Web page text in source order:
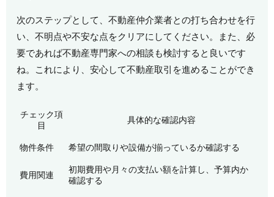
次のステップとして、不動産仲介業者との打ち合わせを行
い、不明点や不安な点をクリアにしてください。また、必
要であれば不動産専門家への相談も検討すると良いです
ね。これにより、安心して不動産取引を進めることができ
ます。
チェック項
目
具体的な確認内容
物件条件 希望の間取りや設備が揃っているか確認する
費用関連
初期費用や月々の支払い額を計算し、予算内か
確認する